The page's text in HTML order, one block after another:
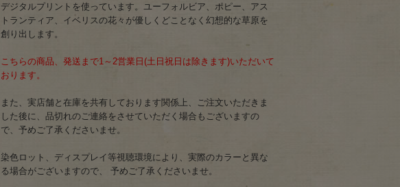
デジタルプリントを使っています。ユーフォルビア、ポピー、アス
トランティア、イベリスの花々が優しくどことなく幻想的な草原を
創り出します。
こちらの商品、発送まで1～2営業日(土日祝日は除きます)いただいて
おります。
また、実店舗と在庫を共有しております関係上、ご注文いただきま
した後に、品切れのご連絡をさせていただく場合もございますの
で、予めご了承くださいませ。
染色ロット、ディスプレイ等視聴環境により、実際のカラーと異な
る場合がございますので、 予めご了承くださいませ。